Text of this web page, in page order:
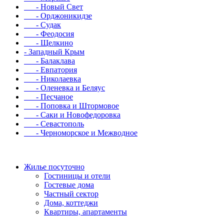
- Новый Свет
- Орджоникидзе
- Судак
- Феодосия
- Щелкино
- Западный Крым
- Балаклава
- Евпатория
- Николаевка
- Оленевка и Беляус
- Песчаное
- Поповка и Штормовое
- Саки и Новофедоровка
- Севастополь
- Черноморское и Межводное
Жилье посуточно
Гостиницы и отели
Гостевые дома
Частный сектор
Дома, коттеджи
Квартиры, апартаменты